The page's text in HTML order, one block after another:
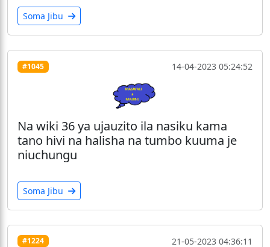
Soma Jibu
#1045 14-04-2023 05:24:52
Na wiki 36 ya ujauzito ila nasiku kama
tano hivi na halisha na tumbo kuuma je
niuchungu
Soma Jibu
#1224 21-05-2023 04:36:11